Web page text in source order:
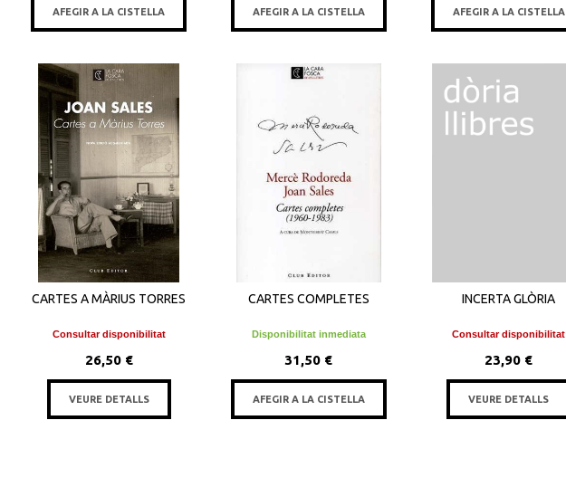
AFEGIR A LA CISTELLA AFEGIR A LA CISTELLA AFEGIR A LA CISTELLA
CARTES A MÀRIUS TORRES
Consultar disponibilitat
26,50 €
VEURE DETALLS
CARTES COMPLETES
Disponibilitat inmediata
31,50 €
AFEGIR A LA CISTELLA
INCERTA GLÒRIA
Consultar disponibilitat
23,90 €
VEURE DETALLS